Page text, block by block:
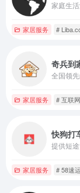
家居服务 #
奇兵到
全国领
家居服务 # 互联
快狗打
家居服务 # 58速